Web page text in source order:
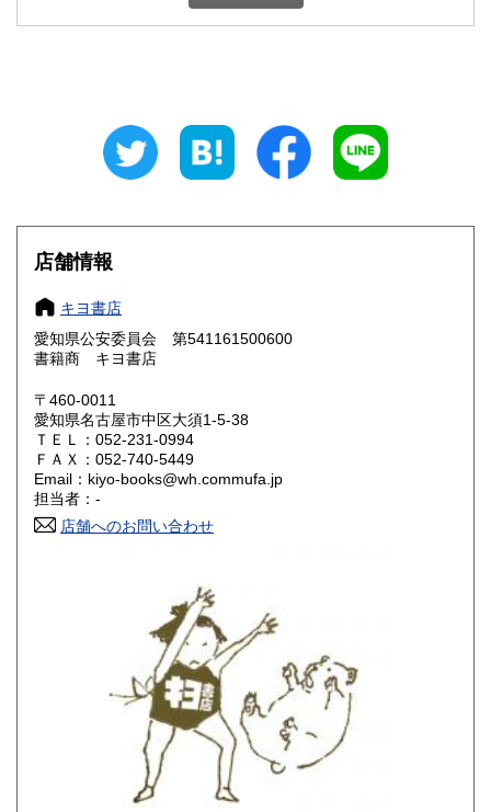
600円 三重県
大阪府
奈良県
鳥取県 600円 島根県
岡山県
山口県 600円
香川県 愛媛県
高知県 600円
600円
600円 大分県
600円 鹿児島県
600円
店舗情報
キヨ書店
愛知県公安委員会 第541161500600
書籍商 キヨ書店
〒460-0011
愛知県名古屋市中区大須1-5-38
ＴＥＬ：052-231-0994
ＦＡＸ：052-740-5449
Email：kiyo-books@wh.commufa.jp
担当者：-
店舗へのお問い合わせ